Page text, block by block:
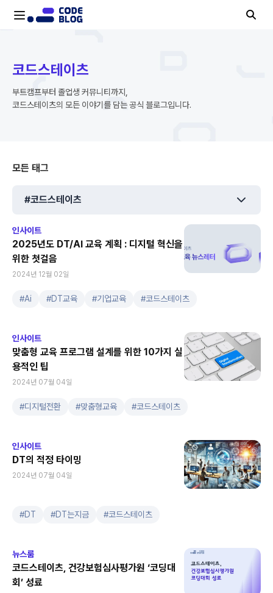
코드스테이츠
부트캠프부터 졸업생 커뮤니티까지,
코드스테이츠의 모든 이야기를 담는 공식 블로그입니다.
모든 태그
#코드스테이츠
인사이트
2025년도 DT/AI 교육 계획 : 디지털 혁신을
위한 첫걸음
2024년 12월 02일
#Ai #DT교육 #기업교육 #코드스테이츠
인사이트
맞춤형 교육 프로그램 설계를 위한 10가지 실
용적인 팁
2024년 07월 04일
#디지털전환 #맞춤형교육 #코드스테이츠
인사이트
DT의 적정 타이밍
2024년 07월 04일
#DT #DT는지금 #코드스테이츠
뉴스룸
코드스테이츠, 건강보험심사평가원 ‘코딩대
회’ 성료